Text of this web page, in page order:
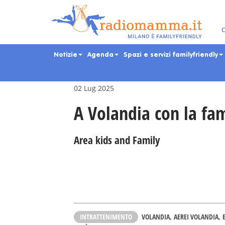
Notizie Agenda Spazi e servizi familyfriendly
Eventi per bambini,
02 Lug 2025
A Volandia con la
Area kids and Family
INTRATTENIMENTO VOLANDIA AEREI VOLANDIA